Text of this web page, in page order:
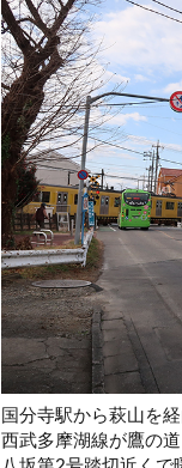
国分寺駅から萩山を
西武多摩湖線が鷹の